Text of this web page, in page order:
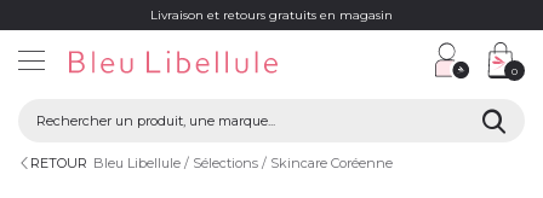
Livraison et retours gratuits en magasin
0
RETOUR Bleu Libellule Sélections Skincare Coréenne